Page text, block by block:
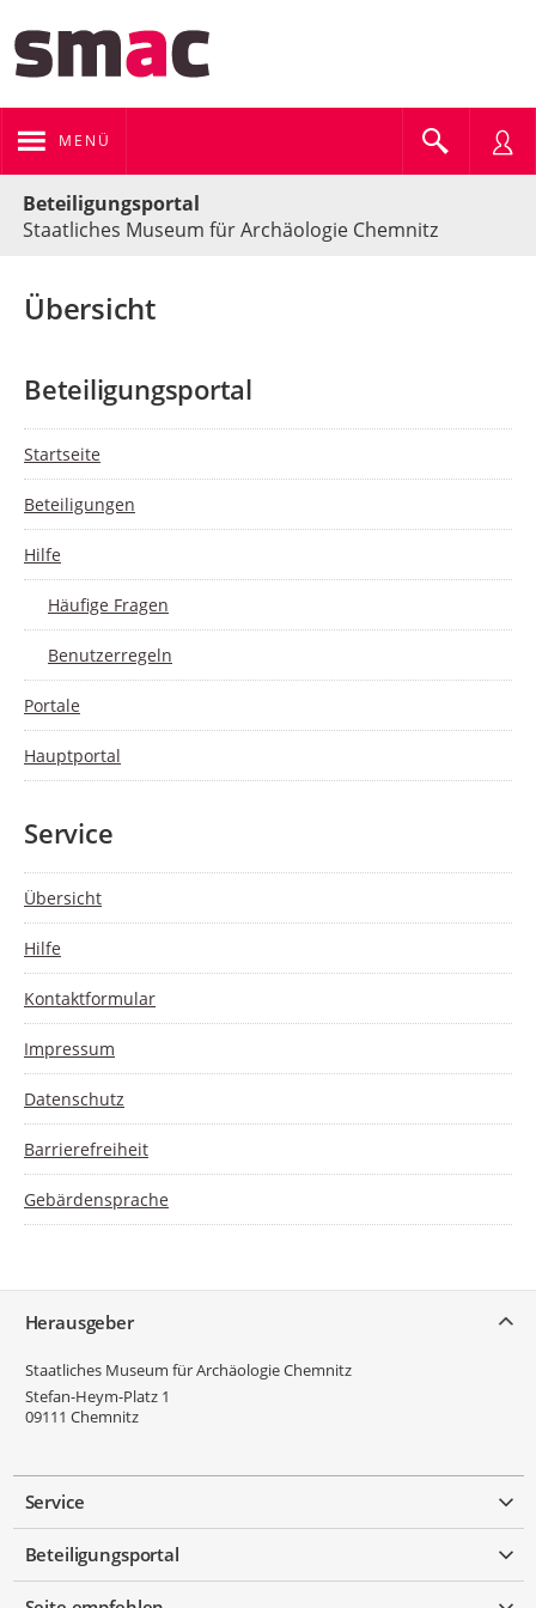
MENÜ
Beteiligungsportal
Staatliches Museum für Archäologie Chemnitz
Übersicht
Beteiligungsportal
Startseite
Beteiligungen
Hilfe
Häufige Fragen
Benutzerregeln
Portale
Hauptportal
Service
Übersicht
Hilfe
Kontaktformular
Impressum
Datenschutz
Barrierefreiheit
Gebärdensprache
Herausgeber
Staatliches Museum für Archäologie Chemnitz
Stefan-Heym-Platz 1
09111 Chemnitz
Service
Beteiligungsportal